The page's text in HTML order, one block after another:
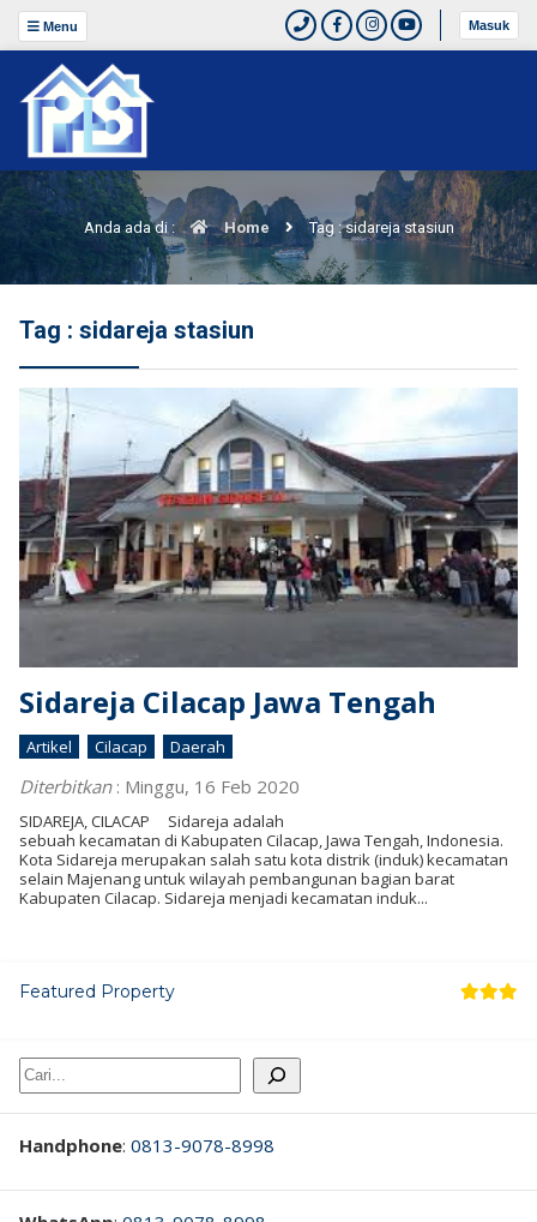
Menu Masuk
Anda ada di : Home Tag : sidareja stasiun
Tag : sidareja stasiun
Sidareja Cilacap Jawa Tengah
Artikel Cilacap Daerah
Diterbitkan: Minggu, 16 Feb 2020
SIDAREJA, CILACAP Sidareja adalah
sebuah kecamatan di Kabupaten Cilacap, Jawa Tengah, Indonesia.
Kota Sidareja merupakan salah satu kota distrik (induk) kecamatan
selain Majenang untuk wilayah pembangunan bagian barat
Kabupaten Cilacap. Sidareja menjadi kecamatan induk...
Featured Property
Cari
Handphone: 0813-9078-8998